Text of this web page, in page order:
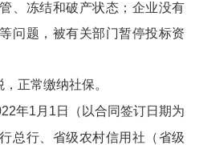
、冻结和破产状态；企业没有
问题，被有关部门暂停投标资
正常缴纳社保。
年1月1日（以合同签订日期为
总行、省级农村信用社（省级